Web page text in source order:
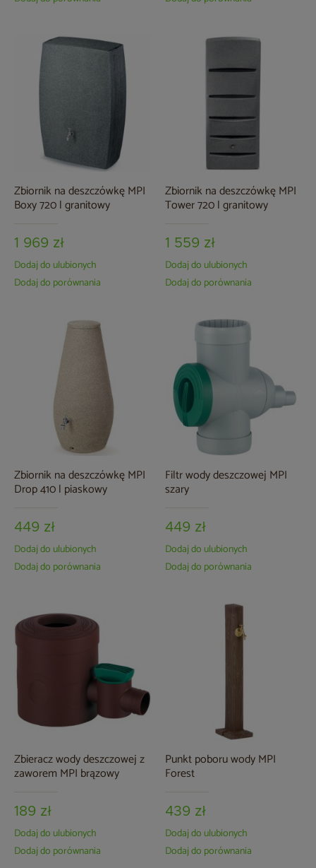
Zbiornik na deszczówkę MPI
Boxy 720 l granitowy
1 969 zł
Dodaj do ulubionych
Dodaj do porównania
Zbiornik na deszczówkę MPI
Tower 720 l granitowy
1 559 zł
Dodaj do ulubionych
Dodaj do porównania
Zbiornik na deszczówkę MPI
Drop 410 l piaskowy
449 zł
Dodaj do ulubionych
Dodaj do porównania
Filtr wody deszczowej MPI
szary
449 zł
Dodaj do ulubionych
Dodaj do porównania
Zbieracz wody deszczowej z
zaworem MPI brązowy
189 zł
Dodaj do ulubionych
Dodaj do porównania
Punkt poboru wody MPI
Forest
439 zł
Dodaj do ulubionych
Dodaj do porównania